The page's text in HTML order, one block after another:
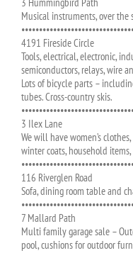
3 Hummingbird Path
Musical instruments, over the
4191 Fireside Circle
Tools, electrical, electronic,
semiconductors, relays, wire
Lots of bicycle parts –
tubes. Cross-country skis.
3 Ilex Lane
We will have women’s
winter coats, household
116 Riverglen Road
Sofa, dining room table and
7 Mallard Path
Multi family garage sale –
pool, cushions for outdoor